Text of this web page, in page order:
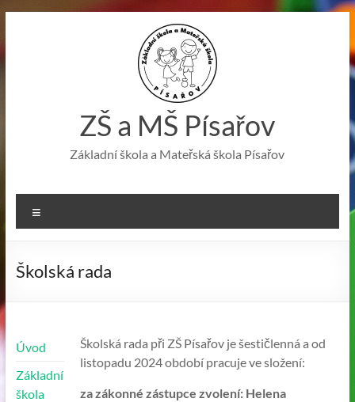
ZŠ a MŠ Písařov
Základní škola a Mateřská škola Písařov
Školská rada
Školská rada při ZŠ Písařov je šestičlenná a od
listopadu 2024 období pracuje ve složení:
za zákonné zástupce zvolení: Helena
Úvod
Základní
škola